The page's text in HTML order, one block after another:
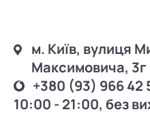
м. Київ, вулиця
Максимовича, 3г
+380 (93) 966 42
10:00 - 21:00, без